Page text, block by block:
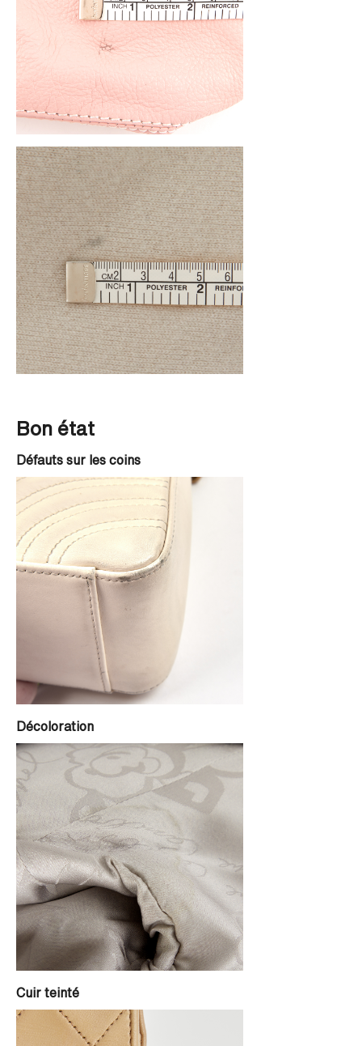
Bon état
Défauts sur les coins
Décoloration
Cuir teinté